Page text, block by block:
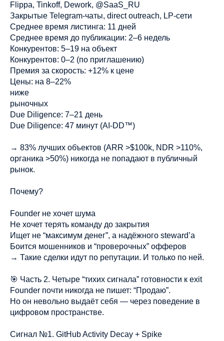
Flippa, Tinkoff, Dework, @SaaS_RU
Закрытые Telegram-чаты, direct outreach, LP-сети
Среднее время листинга: 11 дней
Среднее время до публикации: 2–6 недель
Конкурентов: 5–19 на объект
Конкурентов: 0–2 (по приглашению)
Премия за скорость: +12% к цене
Цены: на 8–22%
ниже
рыночных
Due Diligence: 7–21 день
Due Diligence: 47 минут (AI-DD™)
→ 83% лучших объектов (ARR >$100k, NDR >110%,
органика >50%) никогда не попадают в публичный
рынок.
Почему?
Founder не хочет шума
Не хочет терять команду до закрытия
Ищет не “максимум денег”, а надёжного steward’а
Боится мошенников и “проверочных” офферов
→ Такие сделки идут по репутации. И только по ней.
🎯 Часть 2. Четыре “тихих сигнала” готовности к exit
Founder почти никогда не пишет: “Продаю”.
Но он невольно выдаёт себя — через поведение в
цифровом пространстве.
Сигнал №1. GitHub Activity Decay + Spike